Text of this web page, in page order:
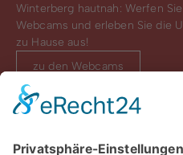
Winterberg hautnah: Werfen
Webcams und erleben Sie die
zu Hause aus!
zu den Webcams